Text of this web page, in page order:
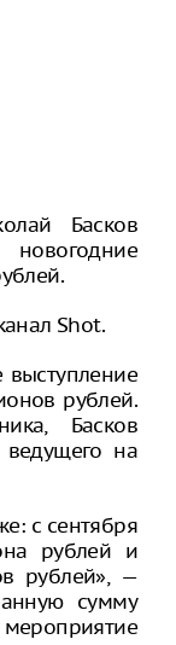
Басков
Shot.
рублей.
Басков
на
с сентября
рублей и
рублей», —
сумму